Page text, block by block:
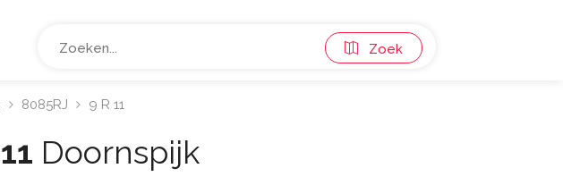
Zoek
8085RJ 9 R 11
Doornspijk